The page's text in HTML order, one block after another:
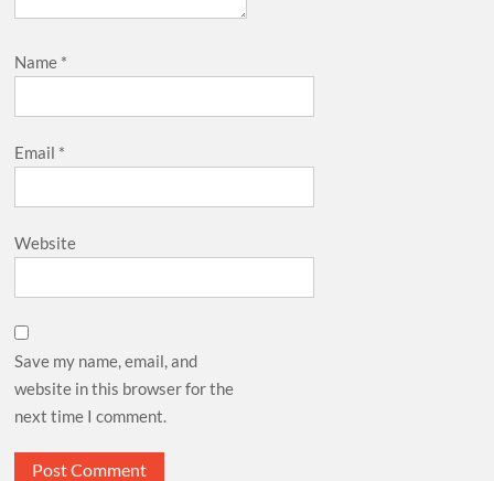
Name *
Email *
Website
Save my name, email, and
website in this browser for the
next time I comment.